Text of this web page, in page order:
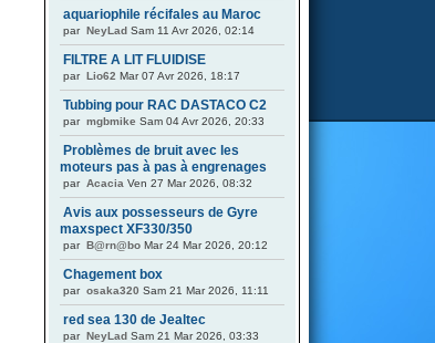
aquariophile récifales au Maroc
par NeyLad Sam 11 Avr 2026, 02:14
FILTRE A LIT FLUIDISE
par Lio62 Mar 07 Avr 2026, 18:17
Tubbing pour RAC DASTACO C2
par mgbmike Sam 04 Avr 2026, 20:33
Problèmes de bruit avec les
moteurs pas à pas à engrenages
par Acacia Ven 27 Mar 2026, 08:32
Avis aux possesseurs de Gyre
maxspect XF330/350
par B@rn@bo Mar 24 Mar 2026, 20:12
Chagement box
par osaka320 Sam 21 Mar 2026, 11:11
red sea 130 de Jealtec
par NeyLad Sam 21 Mar 2026, 03:33